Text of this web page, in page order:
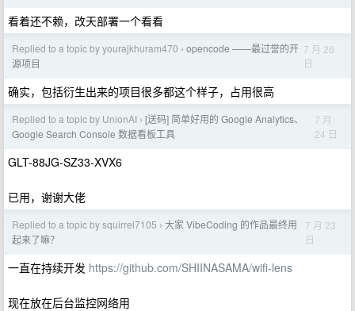
看着还不赖，改天部署一个看看
Replied to a topic by yourajkhuram470 › opencode ——最过誉的开
源项目
7 月 26
日
确实，包括衍生出来的项目很多都这个样子，占用很高
Replied to a topic by UnionAI › [送码] 简单好用的 Google Analytics、
Google Search Console 数据看板工具
7 月
24 日
GLT-88JG-SZ33-XVX6
已用，谢谢大佬
Replied to a topic by squirrel7105 › 大家 VibeCoding 的作品最终用
起来了嘛？
7 月 23
日
一直在持续开发 https://github.com/SHIINASAMA/wifi-lens
现在放在后台监控网络用